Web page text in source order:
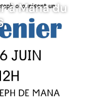
à Mana du